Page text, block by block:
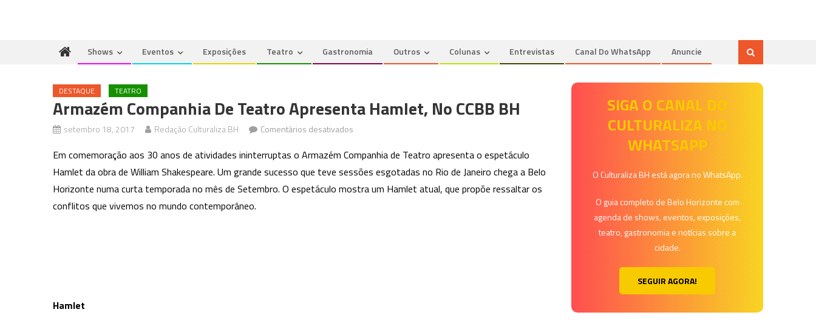
Shows Eventos Exposições Teatro Gastronomia Outros Colunas Entrevistas Canal Do WhatsApp Anuncie
DESTAQUE TEATRO
Armazém Companhia De Teatro Apresenta Hamlet, No CCBB BH
setembro 18, 2017 Redação Culturaliza BH Comentários desativados
Companhia
de
Teatro
Em comemoração aos 30 anos de atividades ininterruptas o Armazém Companhia de Teatro apresenta o espetáculo
Hamlet da obra de William Shakespeare. Um grande sucesso que teve sessões esgotadas no Rio de Janeiro chega a Belo
Horizonte numa curta temporada no mês de Setembro. O espetáculo mostra um Hamlet atual, que propõe ressaltar os
conflitos que vivemos no mundo contemporâneo.
Hamlet
SIGA O CANAL DO
CULTURALIZA NO
WHATSAPP
O Culturaliza BH está agora no WhatsApp.
O guia completo de Belo Horizonte com
agenda de shows, eventos, exposições,
teatro, gastronomia e notícias sobre a
cidade.
SEGUIR AGORA!